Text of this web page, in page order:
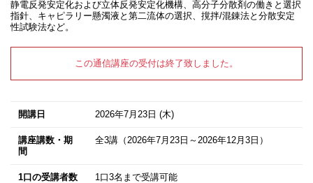
静電反発安定化および立体反発安定化機構、高分子分散剤の働きと選択
指針、キャピラリー懸濁液と第二流体の選択、撹拌/混錬法と分散安定
性試験法など。
この通信講座の受付は終了致しました。
開講日 2026年7月23日 (木)
講座講数・期
間
全3講（2026年7月23日～2026年12月3日）
1口の受講者数 1口3名まで受講可能